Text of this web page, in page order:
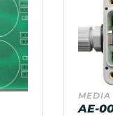
MEDIA
AE-